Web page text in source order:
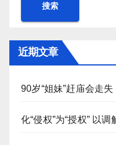
搜索
近期文章
90岁“姐妹”赶庙会走
化“侵权”为“授权” 以调